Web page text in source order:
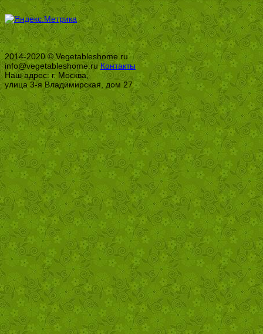
2014-2020 © Vegetableshome.ru
info@vegetableshome.ru Контакты
Наш адрес: г. Москва,
улица 3-я Владимирская, дом 27